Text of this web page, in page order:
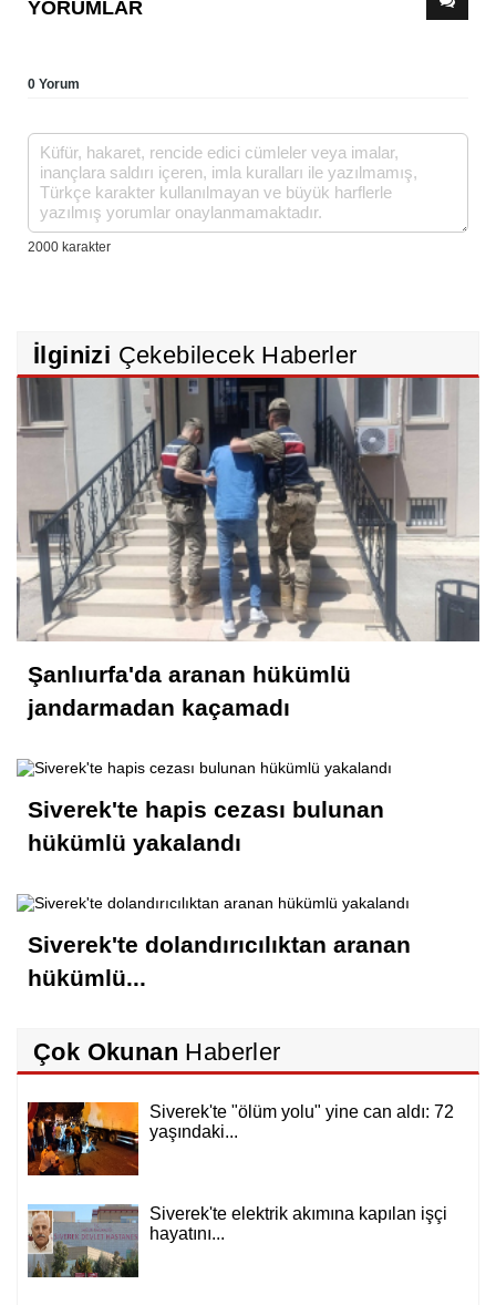
YORUMLAR
0 Yorum
İlginizi Çekebilecek Haberler
Şanlıurfa'da aranan hükümlü
jandarmadan kaçamadı
Siverek'te hapis cezası bulunan
hükümlü yakalandı
Siverek'te dolandırıcılıktan aranan
hükümlü...
Çok Okunan Haberler
Siverek'te "ölüm yolu" yine can aldı: 72
yaşındaki...
Siverek'te elektrik akımına kapılan işçi
hayatını...